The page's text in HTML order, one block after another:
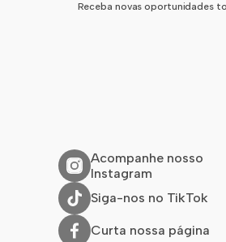
Receba novas oportunidades
Acompanhe nosso
Instagram
Siga-nos no TikTok
Curta nossa página